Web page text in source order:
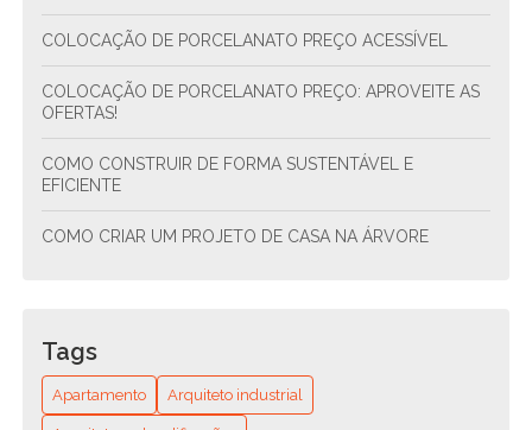
COLOCAÇÃO DE PORCELANATO PREÇO ACESSÍVEL
COLOCAÇÃO DE PORCELANATO PREÇO: APROVEITE AS
OFERTAS!
COMO CONSTRUIR DE FORMA SUSTENTÁVEL E
EFICIENTE
COMO CRIAR UM PROJETO DE CASA NA ÁRVORE
COMO CRIAR UM PROJETO DE CONDOMÍNIO
RESIDENCIAL SUSTENTÁVEL E FUNCIONAL
Tags
Apartamento Arquiteto industrial